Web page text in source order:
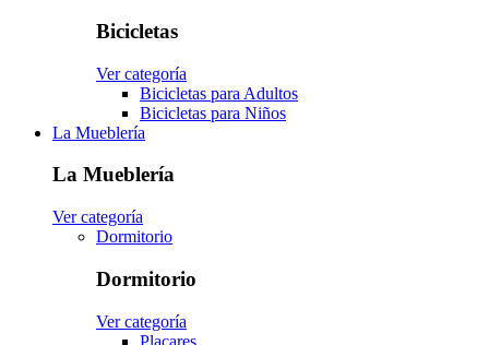
Bicicletas
Ver categoría
Bicicletas para Adultos
Bicicletas para Niños
La Mueblería
La Mueblería
Ver categoría
Dormitorio
Dormitorio
Ver categoría
Placares